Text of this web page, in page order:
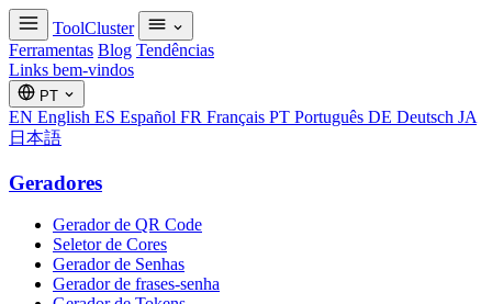
ToolCluster
Ferramentas Blog Tendências
Links bem-vindos
PT
EN English ES Español FR Français PT Português DE Deutsch JA
日本語
Geradores
Gerador de QR Code
Seletor de Cores
Gerador de Senhas
Gerador de frases-senha